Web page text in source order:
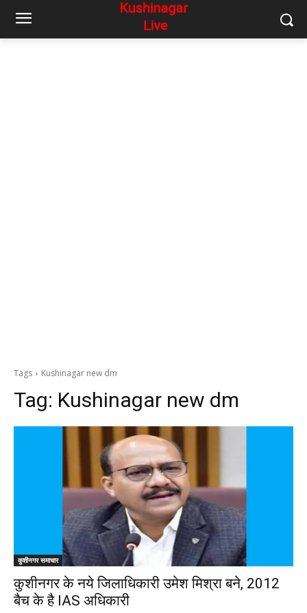
Tags Kushinagar new dm
Tag: Kushinagar new dm
कुशीनगर समाचार
कुशीनगर के नये जिलाधिकारी उमेश मिश्रा बने, 2012
बैच के है IAS अधिकारी